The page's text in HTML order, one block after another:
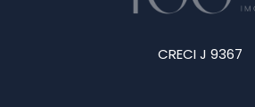
CRECI J 9367